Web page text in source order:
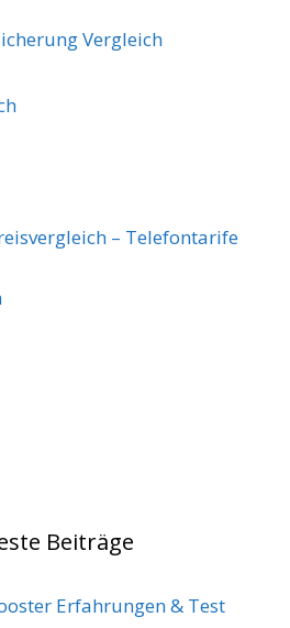
Vergleich
– Telefontarife
Beiträge
Erfahrungen & Test